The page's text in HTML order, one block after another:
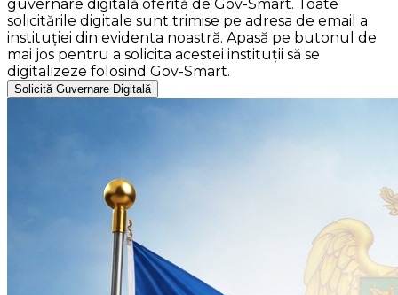
guvernare digitală oferită de Gov-Smart. Toate
solicitările digitale sunt trimise pe adresa de email a
instituției din evidenta noastră. Apasă pe butonul de
mai jos pentru a solicita acestei instituții să se
digitalizeze folosind Gov-Smart.
Solicită Guvernare Digitală